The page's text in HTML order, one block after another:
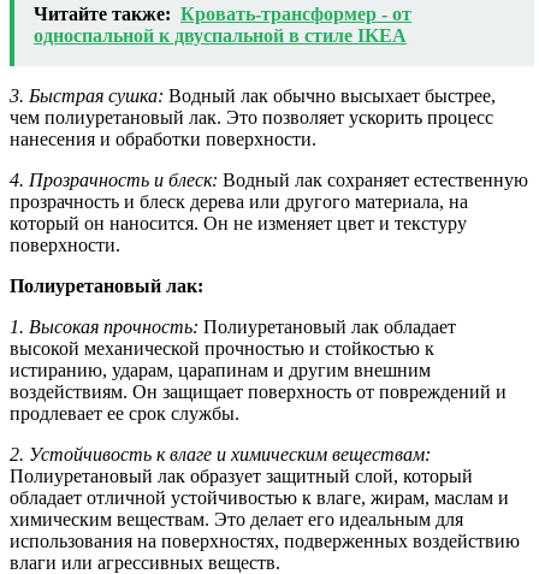
Читайте также: Кровать-трансформер - от
односпальной к двуспальной в стиле IKEA
3. Быстрая сушка: Водный лак обычно высыхает быстрее,
чем полиуретановый лак. Это позволяет ускорить процесс
нанесения и обработки поверхности.
4. Прозрачность и блеск: Водный лак сохраняет естественную
прозрачность и блеск дерева или другого материала, на
который он наносится. Он не изменяет цвет и текстуру
поверхности.
Полиуретановый лак:
1. Высокая прочность: Полиуретановый лак обладает
высокой механической прочностью и стойкостью к
истиранию, ударам, царапинам и другим внешним
воздействиям. Он защищает поверхность от повреждений и
продлевает ее срок службы.
2. Устойчивость к влаге и химическим веществам:
Полиуретановый лак образует защитный слой, который
обладает отличной устойчивостью к влаге, жирам, маслам и
химическим веществам. Это делает его идеальным для
использования на поверхностях, подверженных воздействию
влаги или агрессивных веществ.